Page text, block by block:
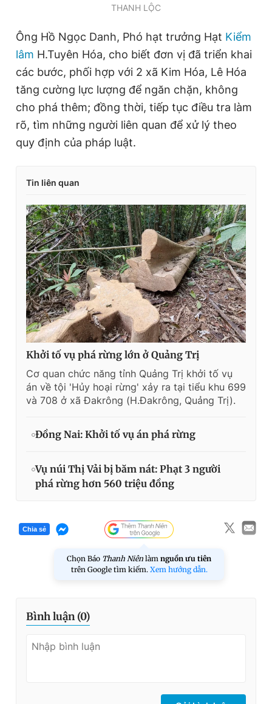
THANH LỘC
Ông Hồ Ngọc Danh, Phó hạt trưởng Hạt Kiểm
lâm H.Tuyên Hóa, cho biết đơn vị đã triển khai
các bước, phối hợp với 2 xã Kim Hóa, Lê Hóa
tăng cường lực lượng để ngăn chặn, không
cho phá thêm; đồng thời, tiếp tục điều tra làm
rõ, tìm những người liên quan để xử lý theo
quy định của pháp luật.
Tin liên quan
Khởi tố vụ phá rừng lớn ở Quảng Trị
Cơ quan chức năng tỉnh Quảng Trị khởi tố vụ
án về tội 'Hủy hoại rừng' xảy ra tại tiểu khu 699
và 708 ở xã Đakrông (H.Đakrông, Quảng Trị).
Đồng Nai: Khởi tố vụ án phá rừng
Vụ núi Thị Vải bị băm nát: Phạt 3 người
phá rừng hơn 560 triệu đồng
Chia sẻ
Chọn Báo Thanh Niên làm nguồn ưu tiên
trên Google tìm kiếm. Xem hướng dẫn.
Bình luận (0)